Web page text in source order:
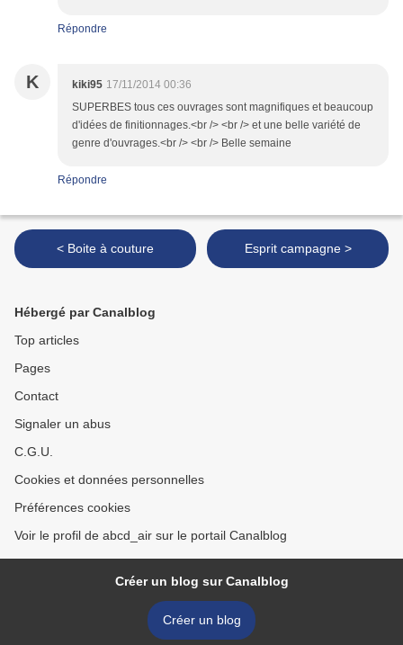
Répondre
K kiki95 17/11/2014 00:36
SUPERBES tous ces ouvrages sont magnifiques et beaucoup
d'idées de finitionnages.<br /> <br /> et une belle variété de
genre d'ouvrages.<br /> <br /> Belle semaine
Répondre
< Boite à couture Esprit campagne >
Hébergé par Canalblog
Top articles
Pages
Contact
Signaler un abus
C.G.U.
Cookies et données personnelles
Préférences cookies
Voir le profil de abcd_air sur le portail Canalblog
Créer un blog sur Canalblog
Créer un blog